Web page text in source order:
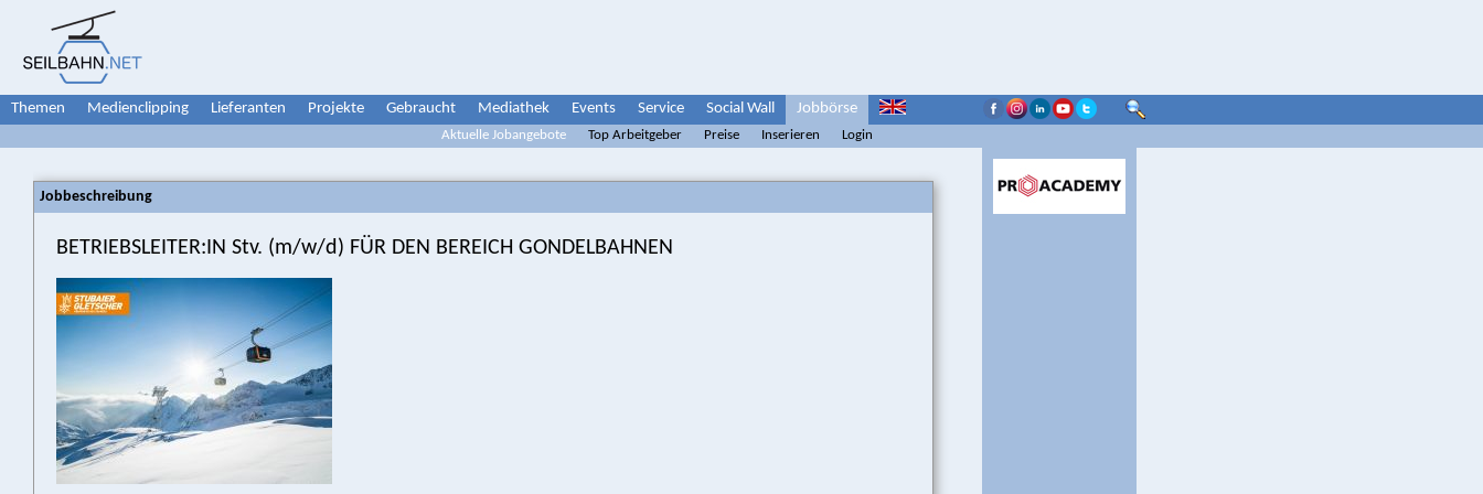
Themen Medienclipping Lieferanten Projekte Gebraucht Mediathek Events Service Social Wall Jobbörse
Aktuelle Jobangebote Top Arbeitgeber Preise Inserieren Login
Jobbeschreibung
BETRIEBSLEITER:IN Stv. (m/w/d) FÜR DEN BEREICH GONDELBAHNEN